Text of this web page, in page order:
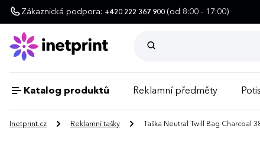
Zákaznická podpora: +420 222 367 900 (od 8:00 - 17:00)
Katalog produktů Reklamní předměty
Inetprint.cz Reklamní tašky Taška Neutral Twill Bag Charcoal